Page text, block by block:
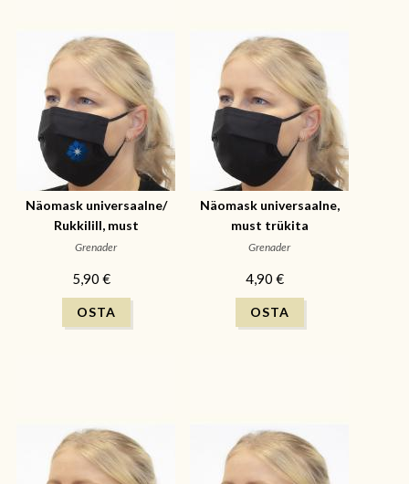
Näomask universaalne/
Rukkilill, must
Grenader
5,90 €
Näomask universaalne,
must trükita
Grenader
4,90 €